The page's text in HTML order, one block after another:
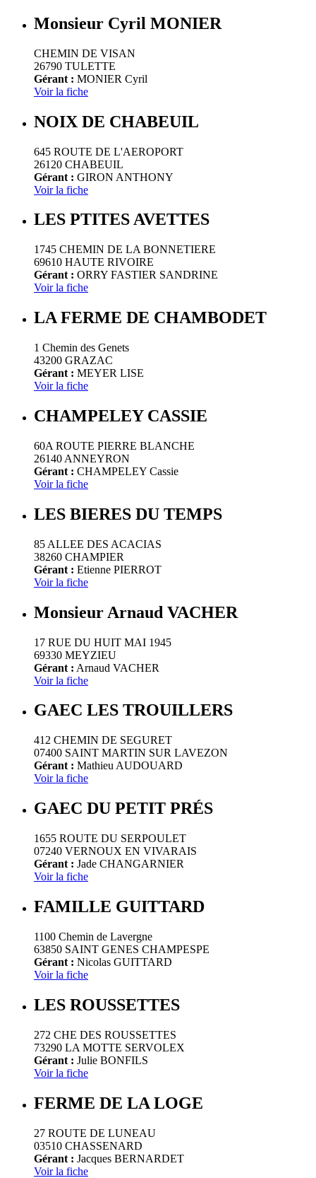
Monsieur Cyril MONIER
CHEMIN DE VISAN
26790 TULETTE
Gérant : MONIER Cyril
Voir la fiche
NOIX DE CHABEUIL
645 ROUTE DE L'AEROPORT
26120 CHABEUIL
Gérant : GIRON ANTHONY
Voir la fiche
LES PTITES AVETTES
1745 CHEMIN DE LA BONNETIERE
69610 HAUTE RIVOIRE
Gérant : ORRY FASTIER SANDRINE
Voir la fiche
LA FERME DE CHAMBODET
1 Chemin des Genets
43200 GRAZAC
Gérant : MEYER LISE
Voir la fiche
CHAMPELEY CASSIE
60A ROUTE PIERRE BLANCHE
26140 ANNEYRON
Gérant : CHAMPELEY Cassie
Voir la fiche
LES BIERES DU TEMPS
85 ALLEE DES ACACIAS
38260 CHAMPIER
Gérant : Etienne PIERROT
Voir la fiche
Monsieur Arnaud VACHER
17 RUE DU HUIT MAI 1945
69330 MEYZIEU
Gérant : Arnaud VACHER
Voir la fiche
GAEC LES TROUILLERS
412 CHEMIN DE SEGURET
07400 SAINT MARTIN SUR LAVEZON
Gérant : Mathieu AUDOUARD
Voir la fiche
GAEC DU PETIT PRÉS
1655 ROUTE DU SERPOULET
07240 VERNOUX EN VIVARAIS
Gérant : Jade CHANGARNIER
Voir la fiche
FAMILLE GUITTARD
1100 Chemin de Lavergne
63850 SAINT GENES CHAMPESPE
Gérant : Nicolas GUITTARD
Voir la fiche
LES ROUSSETTES
272 CHE DES ROUSSETTES
73290 LA MOTTE SERVOLEX
Gérant : Julie BONFILS
Voir la fiche
FERME DE LA LOGE
27 ROUTE DE LUNEAU
03510 CHASSENARD
Gérant : Jacques BERNARDET
Voir la fiche